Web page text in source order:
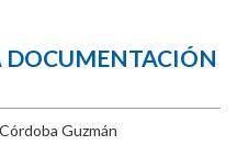
DOCUMENTACIÓN
Guzmán